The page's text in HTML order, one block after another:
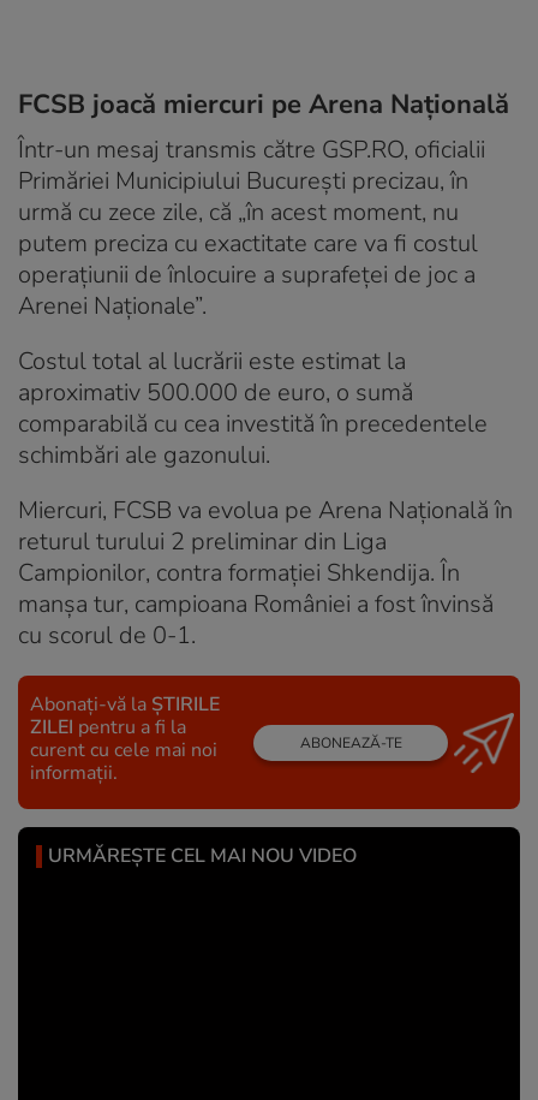
FCSB joacă miercuri pe Arena Națională
Într-un mesaj transmis către GSP.RO, oficialii
Primăriei Municipiului București precizau, în
urmă cu zece zile, că „în acest moment, nu
putem preciza cu exactitate care va fi costul
operațiunii de înlocuire a suprafeței de joc a
Arenei Naționale”.
Costul total al lucrării este estimat la
aproximativ 500.000 de euro, o sumă
comparabilă cu cea investită în precedentele
schimbări ale gazonului.
Miercuri, FCSB va evolua pe Arena Națională în
returul turului 2 preliminar din Liga
Campionilor, contra formației Shkendija. În
manșa tur, campioana României a fost învinsă
cu scorul de 0-1.
Abonați-vă la ȘTIRILE
ZILEI pentru a fi la
curent cu cele mai noi
informații.
ABONEAZĂ-TE
URMĂREȘTE CEL MAI NOU VIDEO